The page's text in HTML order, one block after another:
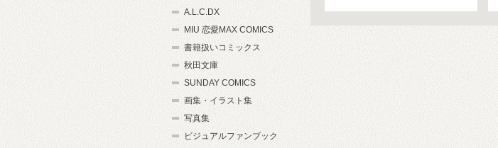
A.L.C.DX
MIU 恋愛MAX COMICS
書籍扱いコミックス
秋田文庫
SUNDAY COMICS
画集・イラスト集
写真集
ビジュアルファンブック